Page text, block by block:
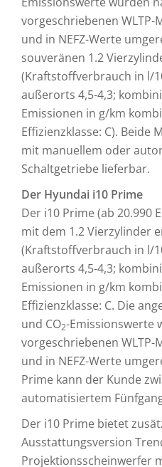
vorgeschriebenen
und in NEFZ-Werte
souveränen 1.2
(Kraftstoffverbrauch in l/
außerorts 4,5-4,3;
Emissionen in g/km
Effizienzklasse: C). Beide
mit manuellem oder
Schaltgetriebe lieferbar.
Der Hyundai i10 Prime
Der i10 Prime (ab 20.990
mit dem 1.2 Vierzylinder
(Kraftstoffverbrauch in l/
außerorts 4,5-4,3;
Emissionen in g/km
Effizienzklasse: C. Die
und CO2-Emissionswerte
vorgeschriebenen
und in NEFZ-Werte
Prime kann der Kunde
automatisiertem
Der i10 Prime bietet
Ausstattungsversion
Projektionsscheinwerfer